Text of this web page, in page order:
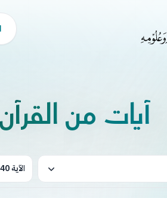
آيات من
الآية 40